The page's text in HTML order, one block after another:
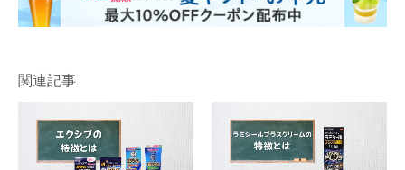
関連記事